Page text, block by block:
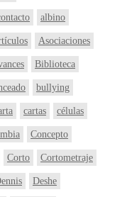
albino
Asociaciones
Biblioteca
bullying
cartas células
Concepto
Corto Cortometraje
Deshe